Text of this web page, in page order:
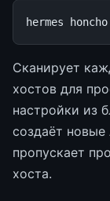
hermes honcho
Сканирует
хостов для
настройки из
создаёт
пропускает
хоста.